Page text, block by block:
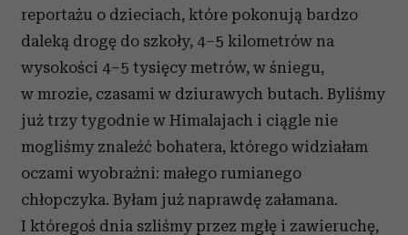
reportażu o dzieciach, które pokonują bardzo
daleką drogę do szkoły, 4–5 kilometrów na
wysokości 4–5 tysięcy metrów, w śniegu,
w mrozie, czasami w dziurawych butach. Byliśmy
już trzy tygodnie w Himalajach i ciągle nie
mogliśmy znaleźć bohatera, którego widziałam
oczami wyobraźni: małego rumianego
chłopczyka. Byłam już naprawdę załamana.
I któregoś dnia szliśmy przez mgłę i zawieruchę,